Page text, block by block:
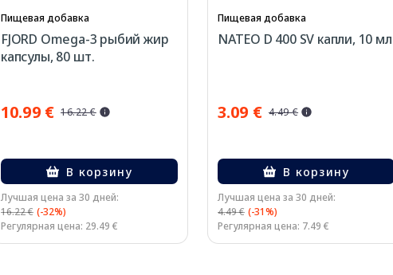
Пищевая добавка
FJORD Omega-3 рыбий жир
капсулы, 80 шт.
10.99 € 16.22 €
В корзину
Лучшая цена за 30 дней:
16.22 € (-32%)
Регулярная цена: 29.49 €
Пищевая добавка
NATEO D 400 SV капли, 10 мл
3.09 € 4.49 €
В корзину
Лучшая цена за 30 дней:
4.49 € (-31%)
Регулярная цена: 7.49 €